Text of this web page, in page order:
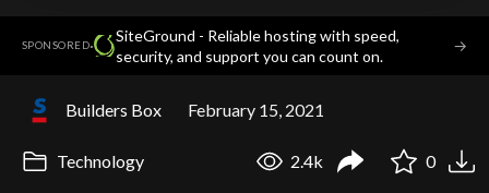
SPONSORED·
SiteGround - Reliable hosting with speed,
security, and support you can count on.
→
Builders Box February 15, 2021
Technology 2.4k 0